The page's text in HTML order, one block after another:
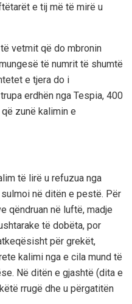
e tij më të mirë u
vetmit që do mbronin
të numrit të shumtë
e tjera do i
erdhën nga Tespia, 400
zunë kalimin e
të lirë u refuzua nga
në ditën e pestë. Për
qëndruan në luftë, madje
të dobëta, por
për grekët,
kalimi nga e cila mund të
Në ditën e gjashtë (dita e
rrugë dhe u përgatitën